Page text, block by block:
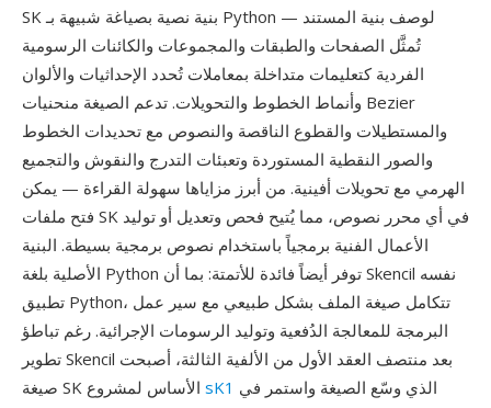
SK بنية نصية بصياغة شبيهة بـ Python لوصف بنية المستند —
تُمثَّل الصفحات والطبقات والمجموعات والكائنات الرسومية
الفردية كتعليمات متداخلة بمعاملات تُحدد الإحداثيات والألوان
وأنماط الخطوط والتحويلات. تدعم الصيغة منحنيات Bezier
والمستطيلات والقطوع الناقصة والنصوص مع تحديدات الخطوط
والصور النقطية المستوردة وتعبئات التدرج والنقوش والتجميع
الهرمي مع تحويلات أفينية. من أبرز مزاياها سهولة القراءة — يمكن
فتح ملفات SK في أي محرر نصوص، مما يُتيح فحص وتعديل أو توليد
الأعمال الفنية برمجياً باستخدام نصوص برمجية بسيطة. البنية
الأصلية بلغة Python توفر أيضاً فائدة للأتمتة: بما أن Skencil نفسه
تطبيق Python، تتكامل صيغة الملف بشكل طبيعي مع سير عمل
البرمجة للمعالجة الدُفعية وتوليد الرسومات الإجرائية. رغم تباطؤ
تطوير Skencil بعد منتصف العقد الأول من الألفية الثالثة، أصبحت
sK1